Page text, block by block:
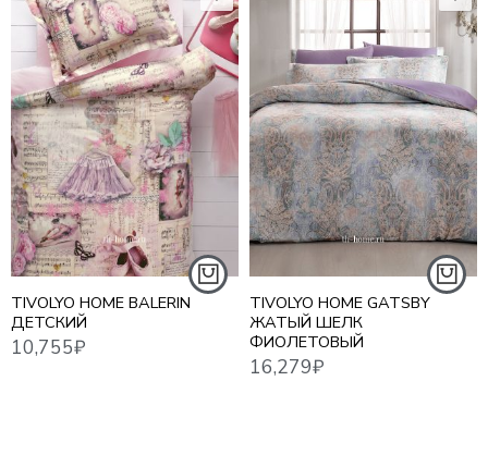
TIVOLYO HOME BALERIN
ДЕТСКИЙ
10,755₽
TIVOLYO HOME GATSBY
ЖАТЫЙ ШЕЛК
ФИОЛЕТОВЫЙ
16,279₽